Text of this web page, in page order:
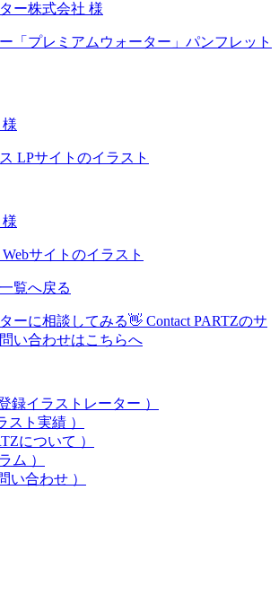
ー株式会社 様
「プレミアムウォーター」パンフレット
LPサイトのイラスト
サイトのイラスト
覧へ戻る
ーに相談してみる👋 Contact PARTZのサ
い合わせはこちらへ
登録イラストレーター ）
スト実績 ）
について ）
ム ）
い合わせ ）